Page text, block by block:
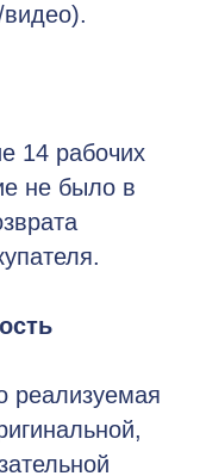
14 рабочих
не было в
реализуемая